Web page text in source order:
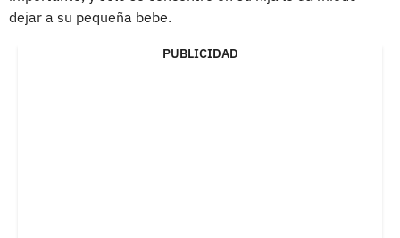
dejar a su pequeña bebe.
PUBLICIDAD